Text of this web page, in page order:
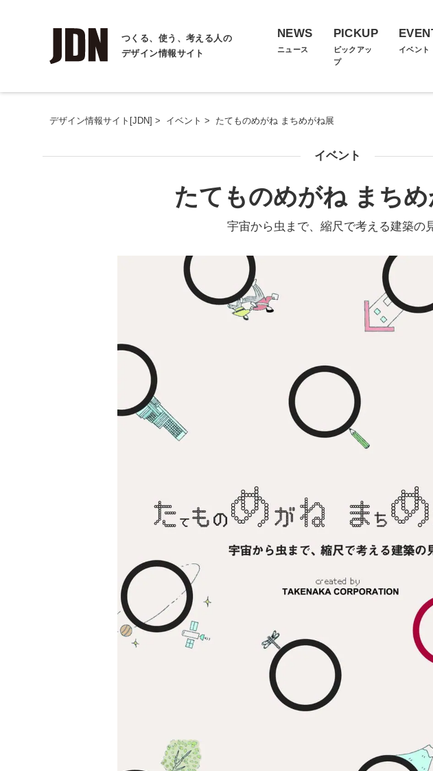
つくる、使う、考える人の
デザイン情報サイト
NEWS
ニュース
PICKUP
ピックアッ
プ
イベント
デザイン情報サイト[JDN] > イベント > たてものめがね まちめがね展
イベント
たてものめがね まち
宇宙から虫まで、縮尺で考える建築の